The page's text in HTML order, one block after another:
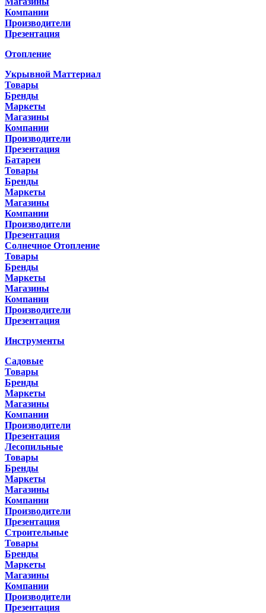
Компании
Производители
Презентация
Отопление
Укрывной Маттериал
Товары
Бренды
Маркеты
Магазины
Компании
Производители
Презентация
Батареи
Товары
Бренды
Маркеты
Магазины
Компании
Производители
Презентация
Солнечное Отопление
Товары
Бренды
Маркеты
Магазины
Компании
Производители
Презентация
Инструменты
Садовые
Товары
Бренды
Маркеты
Магазины
Компании
Производители
Презентация
Лесопильные
Товары
Бренды
Маркеты
Магазины
Компании
Производители
Презентация
Строительные
Товары
Бренды
Маркеты
Магазины
Компании
Производители
Презентация